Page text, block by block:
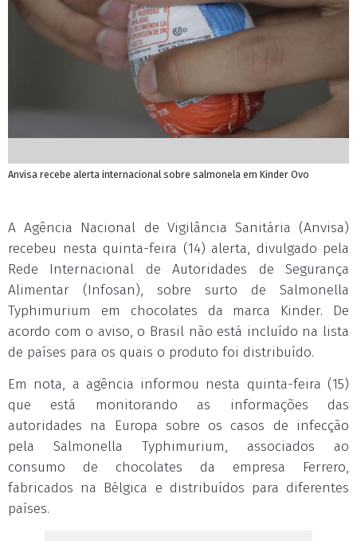
Anvisa recebe alerta internacional sobre salmonela em Kinder Ovo
A Agência Nacional de Vigilância Sanitária (Anvisa)
recebeu nesta quinta-feira (14) alerta, divulgado pela
Rede Internacional de Autoridades de Segurança
Alimentar (Infosan), sobre surto de Salmonella
Typhimurium em chocolates da marca Kinder. De
acordo com o aviso, o Brasil não está incluído na lista
de países para os quais o produto foi distribuído.
Em nota, a agência informou nesta quinta-feira (15)
que está monitorando as informações das
autoridades na Europa sobre os casos de infecção
pela Salmonella Typhimurium, associados ao
consumo de chocolates da empresa Ferrero,
fabricados na Bélgica e distribuídos para diferentes
países.